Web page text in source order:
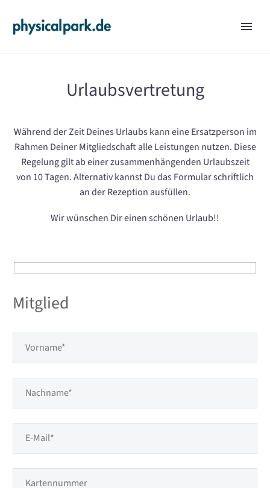
Urlaubsvertretung
Während der Zeit Deines Urlaubs kann eine Ersatzperson im
Rahmen Deiner Mitgliedschaft alle Leistungen nutzen. Diese
Regelung gilt ab einer zusammenhängenden Urlaubszeit
von 10 Tagen. Alternativ kannst Du das Formular schriftlich
an der Rezeption ausfüllen.
Wir wünschen Dir einen schönen Urlaub!!
Hidden
Mitglied